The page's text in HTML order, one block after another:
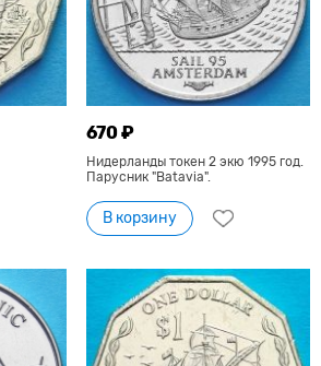
670 ₽
Нидерланды токен 2 экю 1995 год.
Парусник "Batavia".
В корзину